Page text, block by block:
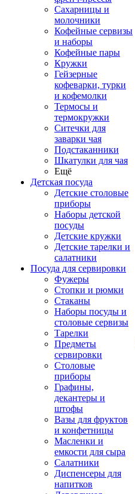
Сахарницы и
молочники
Кофейные сервизы
и наборы
Кофейные пары
Кружки
Гейзерные
кофеварки, турки
и кофемолки
Термосы и
термокружки
Ситечки для
заварки чая
Подстаканники
Шкатулки для чая
Ещё
Детская посуда
Детские столовые
приборы
Наборы детской
посуды
Детские кружки
Детские тарелки и
салатники
Посуда для сервировки
Фужеры
Стопки и рюмки
Стаканы
Наборы посуды и
столовые сервизы
Тарелки
Предметы
сервировки
Столовые
приборы
Графины,
декантеры и
штофы
Вазы для фруктов
и конфетницы
Масленки и
емкости для сыра
Салатники
Диспенсеры для
напитков